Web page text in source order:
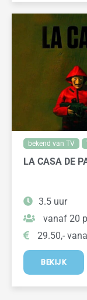
bekend van TV
LA CASA DE
3.5 uur
vanaf 20
29.50,-
BEKIJK